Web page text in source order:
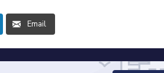
Email